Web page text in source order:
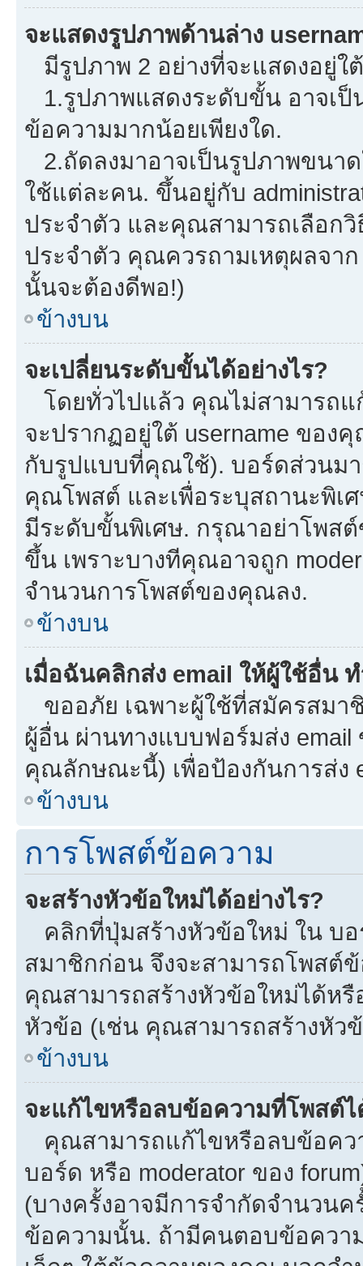
จะแสดงรูปภาพด้านล่าง
มีรูปภาพ 2 อย่างที่จะแสดงอยู่ใ
1.รูปภาพแสดงระดับขั้น อาจเ
ข้อความมากน้อยเพียงใด.
2.ถัดลงมาอาจเป็นรูปภาพขนา
ใช้แต่ละคน. ขึ้นอยู่กับ
ประจำตัว และคุณสามารถเลือก
ประจำตัว คุณควรถามเหตุผลจาก
นั้นจะต้องดีพอ!)
ข้างบน
จะเปลี่ยนระดับขั้นได้อย่างไร?
โดยทั่วไปแล้ว คุณไม่สามารถ
จะปรากฏอยู่ใต้ username ขอ
กับรูปแบบที่คุณใช้). บอร์ดส่วนม
คุณโพสต์ และเพื่อระบุสถานะพิเศ
มีระดับขั้นพิเศษ. กรุณาอย่าโพส
ขึ้น เพราะบางทีคุณอาจถูก
จำนวนการโพสต์ของคุณลง.
ข้างบน
เมื่อฉันคลิกส่ง email ให้ผู้ใช้อื่น
ขออภัย เฉพาะผู้ใช้ที่สมัครสมา
ผู้อื่น ผ่านทางแบบฟอร์มส่ง
คุณลักษณะนี้) เพื่อป้องกันการส่ง
ข้างบน
การโพสต์ข้อความ
จะสร้างหัวข้อใหม่ได้อย่างไร?
คลิกที่ปุ่มสร้างหัวข้อใหม่ ใน บ
สมาชิกก่อน จึงจะสามารถโพสต์
คุณสามารถสร้างหัวข้อใหม่ได้ห
หัวข้อ (เช่น คุณสามารถสร้างหั
ข้างบน
จะแก้ไขหรือลบข้อความที่โพสต์ไ
คุณสามารถแก้ไขหรือลบข้อคว
บอร์ด หรือ moderator ของ
(บางครั้งอาจมีการจำกัดจำนวน
ข้อความนั้น. ถ้ามีคนตอบข้อคว